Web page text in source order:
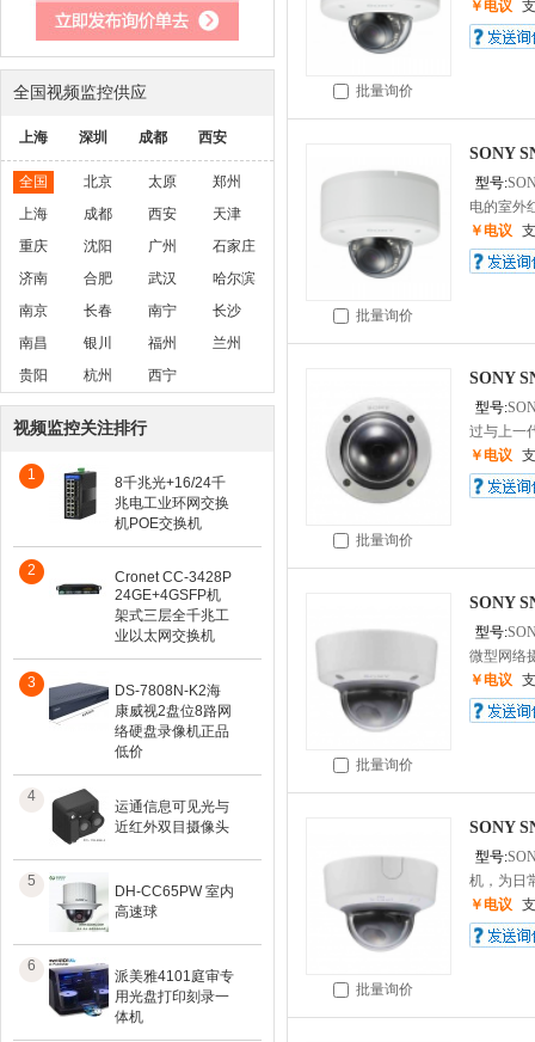
全国视频监控供应
上海 深圳 成都 西安
全国 北京 太原
郑州
上海
成都 西安
天津
重庆
沈阳 广州
石家庄
济南
合肥 武汉
哈尔滨
南京
长春 南宁
长沙
南昌
银川 福州
兰州
贵阳
杭州 西宁
视频监控关注排行
1
8千兆光+16/24千
兆电工业环网交换
机POE交换机
2
Cronet CC-3428P
24GE+4GSFP机
架式三层全千兆工
业以太网交换机
3
DS-7808N-K2海
康威视2盘位8路网
络硬盘录像机正品
低价
4
运通信息可见光与
近红外双目摄像头
5
DH-CC65PW 室内
高速球
6
派美雅4101庭审专
用光盘打印刻录一
体机
批量询价
￥电议
批量询价
SONY
型号:
电的室外
￥电议
批量询价
SONY
型号:
过与上一
￥电议
批量询价
SONY
型号:
微型网络
￥电议
批量询价
SONY
型号:
机，为日
￥电议